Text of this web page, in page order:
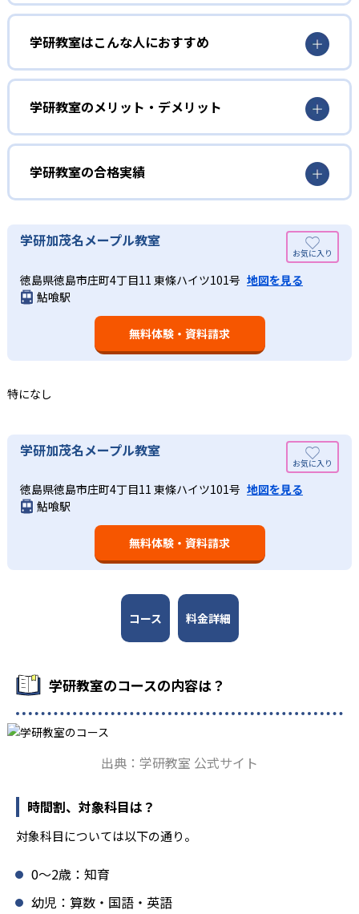
01
3歳から高校生まで「無学年方式」で個別指導
学研教室は、0･1･2歳から高校生までを対象として個別指導
解度を最優先して学習を進める「無学年方式」を採用して
いることが特徴だ。この「無学年方式」では、生徒が個々
のペースで学習することができるため、一度立ち止まって
わからないところをしっかり学習したり、余裕がある場合
はどんどん先取り学習を進めたりすることも可能である。
02
生徒それぞれに最適化された学習計画を設計
学研教室の個別指導では、生徒一人ひとりの学力／適性を
しっかり把握した上で学習の出発点を定め、生徒に最適化
された学習計画を設計する。また、生徒それぞれに最適な
教材を提供すると共に、適切なアドバイスも実施。少しず
つレベルアップするスモールステップの教材となっている
ので、つまずくことなく、無理なく無駄なく学習ができ
している。
週2回の教室学習と毎日の家庭学習
学研教室では、週2回の教室学習と毎日の家庭学習（宿題学
習）の相乗効果を活かす形で生徒の学力向上を進める。週2
回の教室学習において指導者は、生徒の様子を観察しなが
ら学習指導と学習管理を実施。教室学習日以外の日のため
に自宅学習用の教材も提供し、学習の習慣化と学力の定着
を図っている。進度が早い子供は先取り学習も可能だ。
学研教室はこんな人におすすめ
勉強全体の底力を上げたい人向け
学研教室は、生徒の「わかった！」を重視する形で個別指
導を行っている。無理なく学習を進められるよう「無学年
方式」を採用しており、わからない問題がある場合は立ち
止まってじっくりと学習することができる。また、覚えた
知識の量などで測りやすい「見える力」だけでなく、学習
に向いている。
算数（数学）と国語の基礎力を上げたい人向け
学研教室では、算数（数学）と国語を全ての教科の基礎に
なるものと考え、その指導を重視している。算数（数学）
では筋道を立てて考える力の育成を、国語では全ての学力
の土台となる「読む力」「書く力」の育成に力を入れてい
る。また、この2教科を切り離さず、くり返し学習と毎日の
語の基礎力を上げたい人に向いている。
学研教室では、小学生については、1回の学習時間を30～
50分程度と設定している。この時間設定は、子どもが集中
して学習できる時間が通常「学年×10分±10分」と考えら
れていることに由来するものだ。この限界を超えて勉強し
ても学習の効果は上がらないと学研教室は考え、単なる長
時間学習よりくり返し学習の効果を重視している。そのた
め、長時間の勉強が苦手な人に向いている。
学研教室のメリット・デメリット
どんなメリットがある？
学研教室が持つ最大のメリットは、学研の教材開発ノウハ
ウを結集して制作した学習教材を使用している点だ。この
教材は、学習指導要領の内容を全てカバーしており、学校
の勉強がよくわかるというもの。基礎から応用まで、少し
ずつステップアップしながら身につけることができ、基礎
固めから先取り学習まで対応している。算数と国語を重視
も対応。中学校英語の準備や高校入試向けの英語力育成に
学研教室の先生は、研修会や勉強会で日々指導スキルを研
きる力を」という理念のもとで生徒一人ひとりに向き合っ
ており、生徒それぞれの「できるところ」「良いところ」
を見つけて褒めるところから学習をスタートする。この指
導により生徒の「やる気」を引き出し、無理のない学習と
報にも精通しており、学習相談や教育相談、保護者とのコ
学研教室では、楽しく生き生きと学ぶことも重視してい
る。人と人との触れ合いの中で学びを深めることにより、
知・情・意のバランスのとれた生徒の育成を推進。「教室
面の指導も実施し、全人的な教育に取り組んでいる点も、
メリットと言えるだろう。
学研教室の合格実績
学研教室の合格実績は、公式サイトでは公開されていな
学研加茂名メープル教室
徳島県徳島市庄町4丁目11 東條ハイツ101号 地図を見る
鮎喰駅
無料体験・資料請求
特になし
学研加茂名メープル教室
徳島県徳島市庄町4丁目11 東條ハイツ101号 地図を見る
鮎喰駅
無料体験・資料請求
コース 料金詳細
学研教室のコースの内容は？
出典：学研教室 公式サイト
時間割、対象科目は？
対象科目については以下の通り。
0〜2歳：知育
幼児：算数・国語・英語